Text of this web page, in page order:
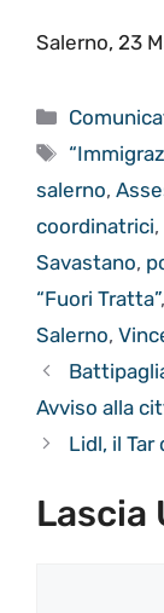
Salerno, 23
Categorie
Tag
salerno,
coordinatrici,
Savastano,
“Fuori Tratta”,
Salerno,
Avviso alla
Lidl, il
Lascia